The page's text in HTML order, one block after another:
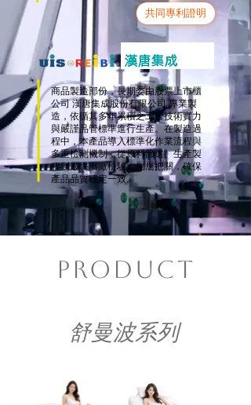
共同專利證明
商品製造部份，長期委由股票上市櫃
公司 漢唐集成股份有限公司 專業製
造，依循其多年累積之工程技術實力
與嚴謹品管標準進行生產。在製造過
程中，本產品導入標準化作業流程與
多重檢測機制，從原料篩選、生產製
程到最終出廠檢驗，層層把關，確保
產品品質穩定一致。
product
舒曼波系列